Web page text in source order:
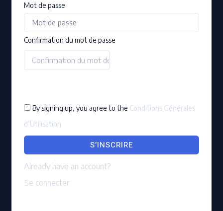
Mot de passe
Confirmation du mot de passe
By signing up, you agree to the Conditions Générales
d’Utilisation
S’INSCRIRE
Already have an account?
Se connecter